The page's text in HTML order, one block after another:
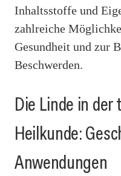
Inhaltsstoffe und
zahlreiche
Gesundheit und zur
Beschwerden.
Die Linde in
Heilkunde:
Anwendungen